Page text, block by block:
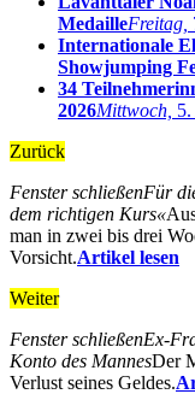
MedailleFreitag,
Internationale
Showjumping
34
2026Mittwoch,
Zurück
Fenster schließenFür
dem richtigen Kurs«
man in zwei bis drei
Vorsicht.Artikel lesen
Weiter
Fenster schließenEx-
Konto des MannesDer
Verlust seines Geldes.